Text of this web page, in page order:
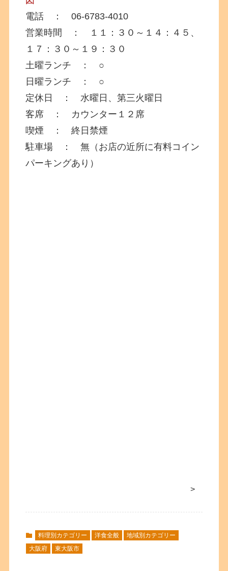
電話 ： 06-6783-4010
営業時間 ： １１：３０～１４：４５、
１７：３０～１９：３０
土曜ランチ ： ○
日曜ランチ ： ○
定休日 ： 水曜日、第三火曜日
客席 ： カウンター１２席
喫煙 ： 終日禁煙
駐車場 ： 無（お店の近所に有料コイン
パーキングあり）
>
料理別カテゴリー 洋食全般
地域別カテゴリー
大阪府
東大阪市